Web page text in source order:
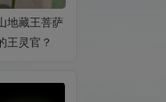
地藏王菩萨
王灵官？